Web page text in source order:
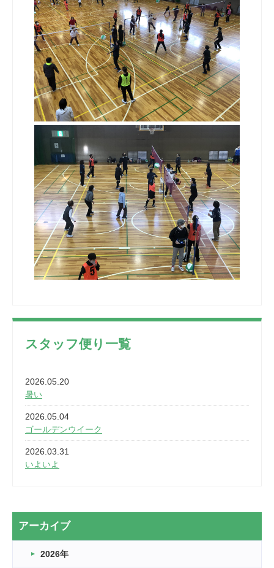
スタッフ便り一覧
2026.05.20
暑い
2026.05.04
ゴールデンウイーク
2026.03.31
いよいよ
2026.03.20
なぎなた
2026.03.16
アーカイブ
2026年